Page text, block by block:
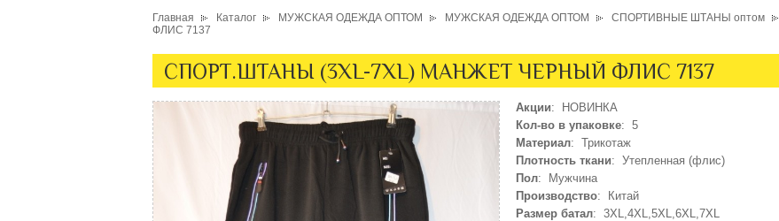
Главная Каталог МУЖСКАЯ ОДЕЖДА ОПТОМ МУЖСКАЯ ОДЕЖДА ОПТОМ СПОРТИВНЫЕ ШТАНЫ оптом
ФЛИС 7137
СПОРТ.ШТАНЫ (3XL-7XL) МАНЖЕТ ЧЕРНЫЙ ФЛИС 7137
Акции: НОВИНКА
Кол-во в упаковке: 5
Материал: Трикотаж
Плотность ткани: Утепленная (флис)
Пол: Мужчина
Производство: Китай
Размер батал: 3XL,4XL,5XL,6XL,7XL